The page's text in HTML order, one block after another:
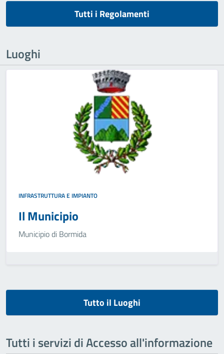
Tutti i Regolamenti
Luoghi
INFRASTRUTTURA E IMPIANTO
Il Municipio
Municipio di Bormida
Tutto il Luoghi
Tutti i servizi di Accesso all'informazione